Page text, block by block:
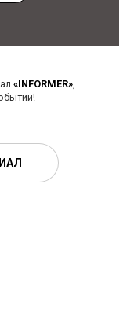
«INFORMER»,